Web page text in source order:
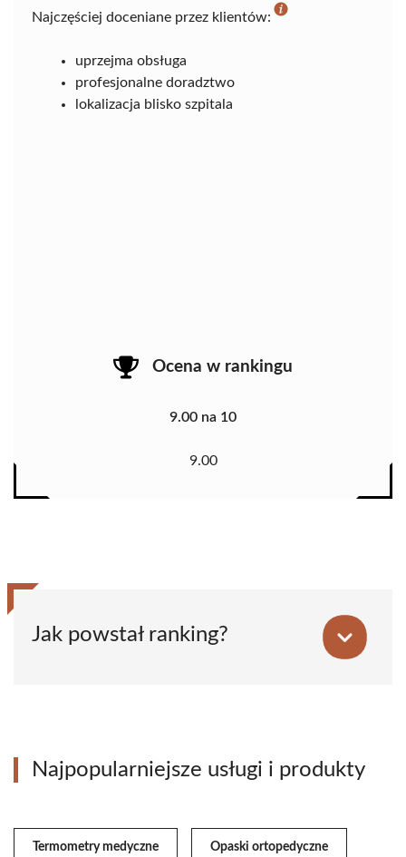
Najczęściej doceniane przez klientów:
uprzejma obsługa
profesjonalne doradztwo
lokalizacja blisko szpitala
Ocena w rankingu
9.00 na 10
9.00
Jak powstał ranking?
Najpopularniejsze usługi i produkty
Termometry medyczne Opaski ortopedyczne